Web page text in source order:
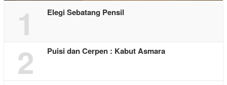
1 Elegi Sebatang Pensil
2 Puisi dan Cerpen : Kabut Asmara